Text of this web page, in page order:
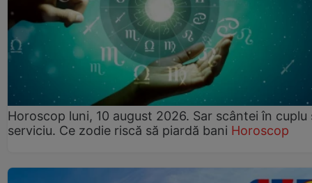
Horoscop luni, 10 august 2026. Sar scântei în cuplu
serviciu. Ce zodie riscă să piardă bani Horoscop